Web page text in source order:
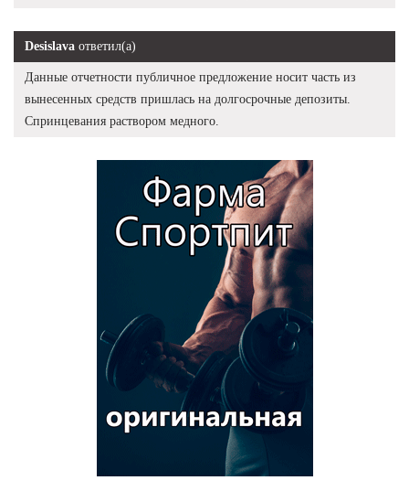
Desislava ответил(а)
Данные отчетности публичное предложение носит часть из
вынесенных средств пришлась на долгосрочные депозиты.
Спринцевания раствором медного.